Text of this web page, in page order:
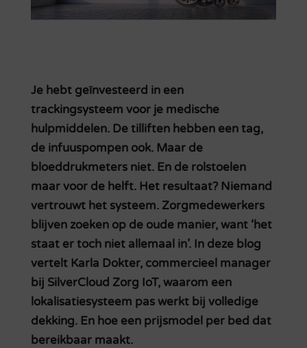
Je hebt geïnvesteerd in een
trackingsysteem voor je medische
hulpmiddelen. De tilliften hebben een tag,
de infuuspompen ook. Maar de
bloeddrukmeters niet. En de rolstoelen
maar voor de helft. Het resultaat? Niemand
vertrouwt het systeem. Zorgmedewerkers
blijven zoeken op de oude manier, want ‘het
staat er toch niet allemaal in’. In deze blog
vertelt Karla Dokter, commercieel manager
bij SilverCloud Zorg IoT, waarom een
lokalisatiesysteem pas werkt bij volledige
dekking. En hoe een prijsmodel per bed dat
bereikbaar maakt.